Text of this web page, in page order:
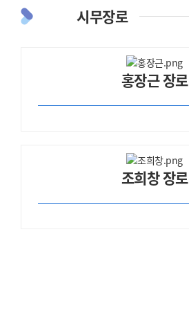
시무장로
홍장근 장로
조희창 장로